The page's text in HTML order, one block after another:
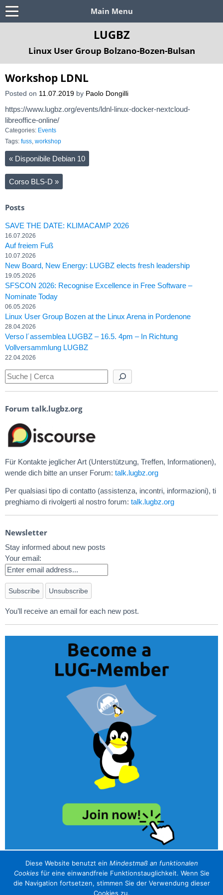
Main Menu
LUGBZ
Linux User Group Bolzano-Bozen-Bulsan
Workshop LDNL
Posted on 11.07.2019 by Paolo Dongilli
https://www.lugbz.org/events/ldnl-linux-docker-nextcloud-
libreoffice-online/
Categories: Events
Tags: fuss workshop
« Disponibile Debian 10
Corso BLS-D »
Posts
SAVE THE DATE: KLIMACAMP 2026
16.07.2026
Auf freiem Fuß
10.07.2026
New Board, New Energy: LUGBZ elects fresh leadership
19.05.2026
SFSCON 2026: Recognise Excellence in Free Software –
Nominate Today
06.05.2026
Linux User Group Bozen at the Linux Arena in Pordenone
28.04.2026
Verso l´assemblea LUGBZ – 16.5. 4pm – In Richtung
Vollversammlung LUGBZ
22.04.2026
Forum talk.lugbz.org
Für Kontakte jeglicher Art (Unterstützung, Treffen, Informationen),
wende dich bitte an unser Forum: talk.lugbz.org
Per qualsiasi tipo di contatto (assistenza, incontri, informazioni), ti
preghiamo di rivolgerti al nostro forum: talk.lugbz.org
Newsletter
Stay informed about new posts
Your email:
You’ll receive an email for each new post.
unser Sponsor / il nostro sponsor
Diese Website benutzt ein Mindestmaß an funktionalen
Cookiesfür eine einwandfreie Funktionstauglichkeit. Wenn Sie
die Navigation fortsetzen, stimmen Sie der Verwendung dieser
Cookies zu.